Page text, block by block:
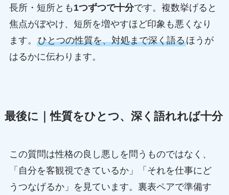
長所・短所とも 1つずつで十分です。複数挙げると
焦点がぼやけ、短所を増やすほど印象も悪くなり
ます。 ひとつの性質を、対処まで深く語るほうが
はるかに伝わります。
最後に｜性質をひとつ、深く語れれば十分
この質問は性格の良し悪しを問うものではなく、
「自分を客観視できているか」「それを仕事にど
うつなげるか」を見ています。裏表ペアで準備す